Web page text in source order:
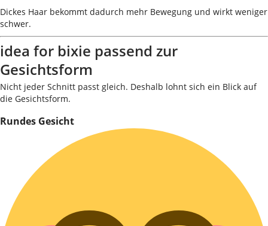
Dickes Haar bekommt dadurch mehr Bewegung und wirkt weniger
schwer.
idea for bixie passend zur
Gesichtsform
Nicht jeder Schnitt passt gleich. Deshalb lohnt sich ein Blick auf
die Gesichtsform.
Rundes Gesicht